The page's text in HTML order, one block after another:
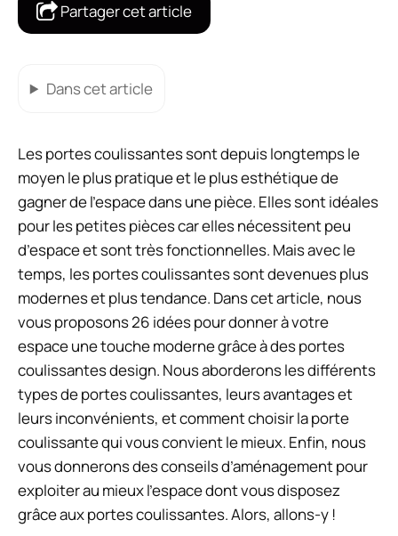
Partager cet article
Dans cet article
Les portes coulissantes sont depuis longtemps le
moyen le plus pratique et le plus esthétique de
gagner de l’espace dans une pièce. Elles sont idéales
pour les petites pièces car elles nécessitent peu
d’espace et sont très fonctionnelles. Mais avec le
temps, les portes coulissantes sont devenues plus
modernes et plus tendance. Dans cet article, nous
vous proposons 26 idées pour donner à votre
espace une touche moderne grâce à des portes
coulissantes design. Nous aborderons les différents
types de portes coulissantes, leurs avantages et
leurs inconvénients, et comment choisir la porte
coulissante qui vous convient le mieux. Enfin, nous
vous donnerons des conseils d’aménagement pour
exploiter au mieux l’espace dont vous disposez
grâce aux portes coulissantes. Alors, allons-y !